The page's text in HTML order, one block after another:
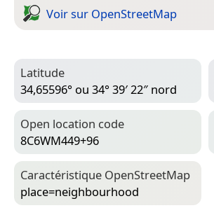
Voir sur Open­Street­Map
Latitude
34,65596° ou 34° 39′ 22″ nord
Open location code
8C6WM449+96
Caractéristique Open­Street­Map
place=­neighbourhood